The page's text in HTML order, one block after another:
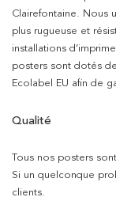
Clairefontaine. Nous
plus rugueuse et
installations
posters sont dotés
Ecolabel EU afin de
Qualité
Tous nos posters
Si un quelconque
clients.